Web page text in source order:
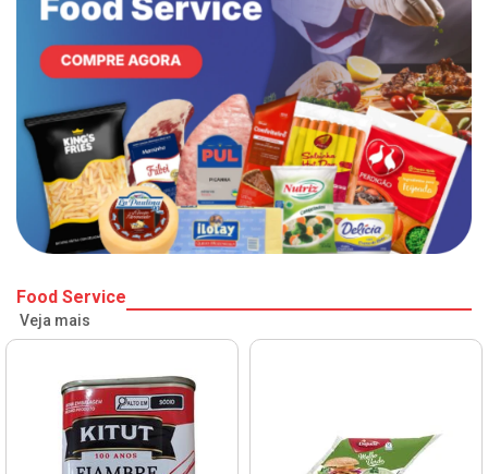
Food Service
Veja mais